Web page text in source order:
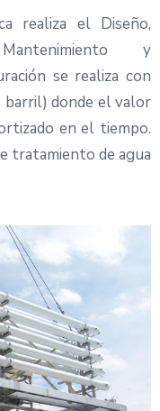
realiza el Diseño,
y
se realiza con
barril) donde el valor
en el tiempo.
tratamiento de agua